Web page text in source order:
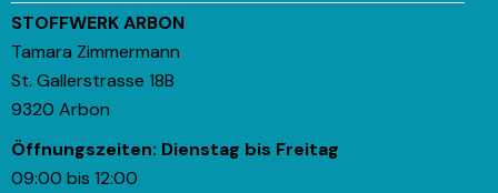
STOFFWERK ARBON
Tamara Zimmermann
St. Gallerstrasse 18B
9320 Arbon
Öffnungszeiten: Dienstag bis Freitag
09:00 bis 12:00